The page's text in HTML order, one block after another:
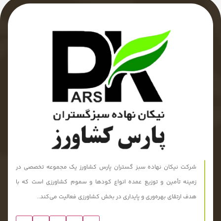
شرکت نیکان نهاده سبز گستران پارس کشاورز یک مجموعه تخصصی در
زمینه تأمین و توزیع عمده انواع کودها و سموم کشاورزی است که با
هدف ارتقای بهره‌وری و پایداری در بخش کشاورزی فعالیت می‌کند..